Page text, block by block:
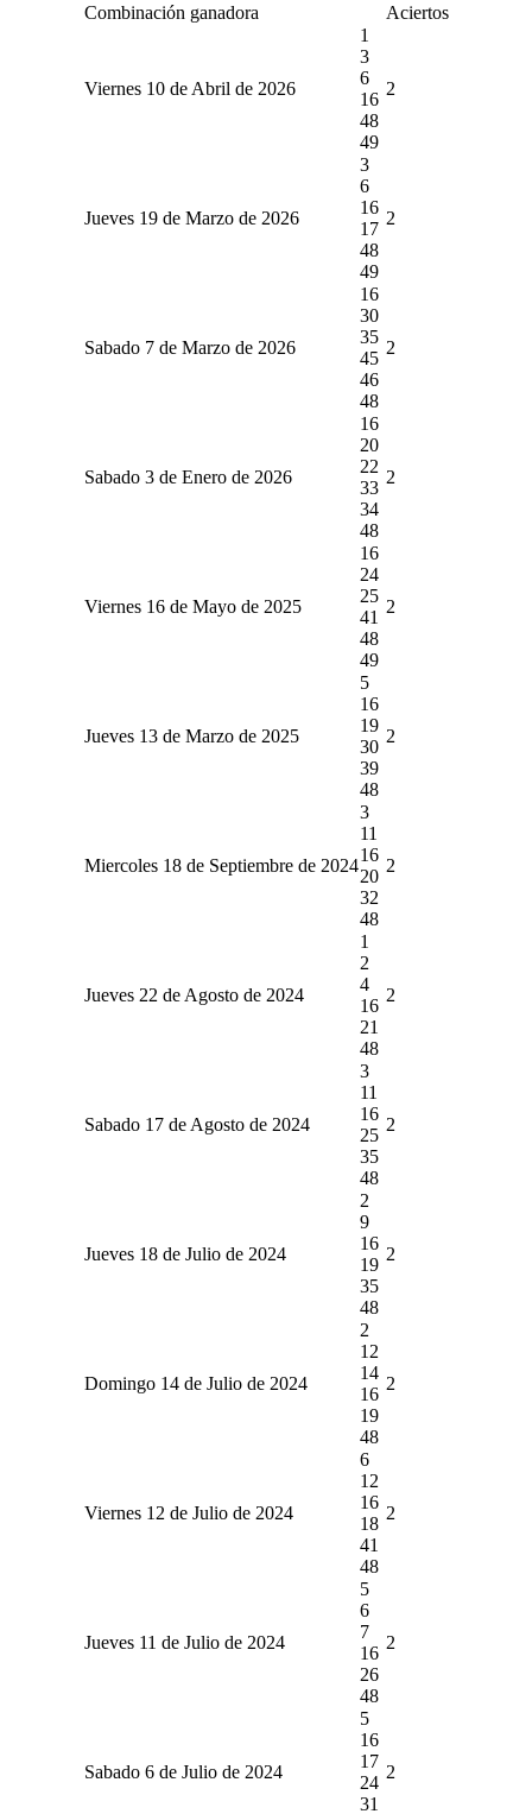
Combinación ganadora Aciertos
Viernes 10 de Abril de 2026
1
3
6
16
48
49
2
Jueves 19 de Marzo de 2026
3
6
16
17
48
49
2
Sabado 7 de Marzo de 2026
16
30
35
45
46
48
2
Sabado 3 de Enero de 2026
16
20
22
33
34
48
2
Viernes 16 de Mayo de 2025
16
24
25
41
48
49
2
Jueves 13 de Marzo de 2025
5
16
19
30
39
48
2
Miercoles 18 de Septiembre de 2024
3
11
16
20
32
48
2
Jueves 22 de Agosto de 2024
1
2
4
16
21
48
2
Sabado 17 de Agosto de 2024
3
11
16
25
35
48
2
Jueves 18 de Julio de 2024
2
9
16
19
35
48
2
Domingo 14 de Julio de 2024
2
12
14
16
19
48
2
Viernes 12 de Julio de 2024
6
12
16
18
41
48
2
Jueves 11 de Julio de 2024
5
6
7
16
26
48
2
Sabado 6 de Julio de 2024
5
16
17
24
31
2